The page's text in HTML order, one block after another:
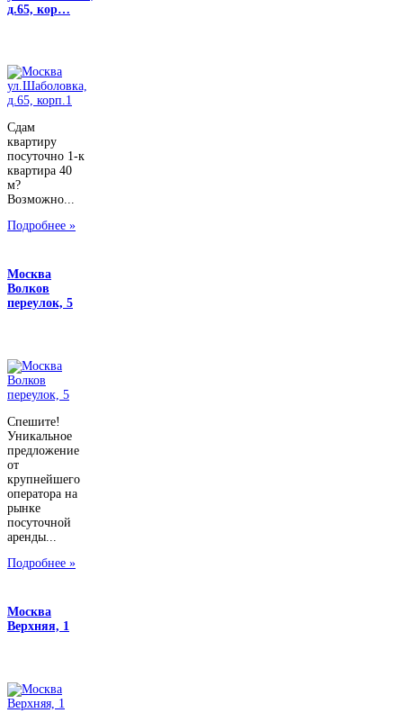
д.65, кор…
Сдам
квартиру
посуточно 1-к
квартира 40
м?
Возможно...
Подробнее »
Москва
Волков
переулок, 5
Спешите!
Уникальное
предложение
от
крупнейшего
оператора на
рынке
посуточной
аренды...
Подробнее »
Москва
Верхняя, 1